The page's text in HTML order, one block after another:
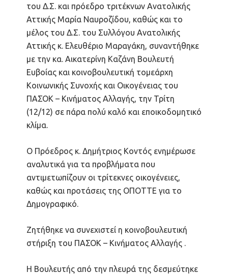
του Δ.Σ. και πρόεδρο τριτέκνων Ανατολικής
Αττικής Μαρία Ναυροζίδου, καθώς και το
μέλος του Δ.Σ. του Συλλόγου Ανατολικής
Αττικής κ. Ελευθέριο Μαραγάκη, συναντήθηκε
με την κα. Αικατερίνη Καζάνη Βουλευτή
Ευβοίας και κοινοβουλευτική τομεάρχη
Κοινωνικής Συνοχής και Οικογένειας του
ΠΑΣΟΚ – Κινήματος Αλλαγής, την Τρίτη
(12/12) σε πάρα πολύ καλό και εποικοδομητικό
κλίμα.
Ο Πρόεδρος κ. Δημήτριος Κοντός ενημέρωσε
αναλυτικά για τα προβλήματα που
αντιμετωπίζουν οι τρίτεκνες οικογένειες,
καθώς και προτάσεις της ΟΠΟΤΤΕ για το
Δημογραφικό.
Ζητήθηκε να συνεχιστεί η κοινοβουλευτική
στήριξη του ΠΑΣΟΚ – Κινήματος Αλλαγής .
Η Βουλευτής από την πλευρά της δεσμεύτηκε